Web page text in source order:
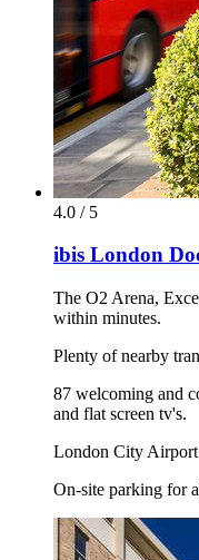
4.0 / 5
ibis London
The O2 Arena,
within minutes.
Plenty of nearby
87 welcoming and
and flat screen tv's.
London City Airport
On-site parking for